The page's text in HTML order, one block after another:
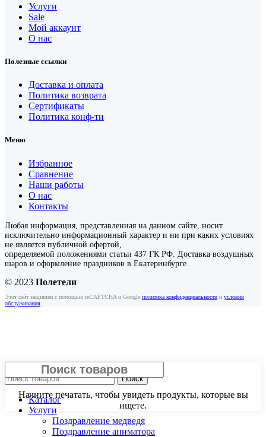
Услуги
Sale
Мой аккаунт
О нас
Полезные ссылки
Доставка и оплата
Политика возврата
Сертификаты
Политика конф-ти
Меню
Избранное
Сравнение
Наши работы
О нас
Контакты
Любая информация, представленная на данном сайте, носит
исключительно информационный характер и ни при каких условиях
не является публичной офертой,
определяемой положениями статьи 437 ГК РФ. Доставка воздушных
шаров и оформление праздников в Екатеринбурге.
© 2023 Полетели
Этот сайт защищен с помощью reCAPTCHA и Google политика конфиденциальности и условия
обслуживания
Начните печатать, чтобы увидеть продукты, которые вы
ищете.
Поиск
Каталог
Услуги
Поздравление медведя
Поздравление аниматора